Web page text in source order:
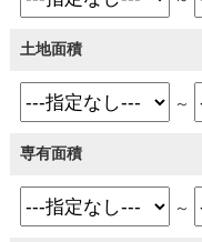
土地面積
～
専有面積
～